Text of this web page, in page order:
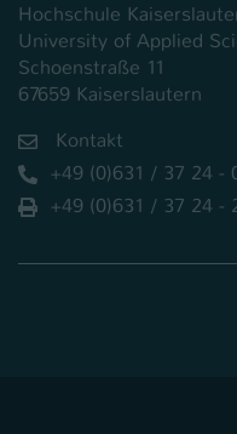
Hochschule
University of Applied
Schoenstraße 11
67659 Kaiserslautern
Kontakt
+49 (0)631 / 37 24 -
+49 (0)631 / 37 24 -